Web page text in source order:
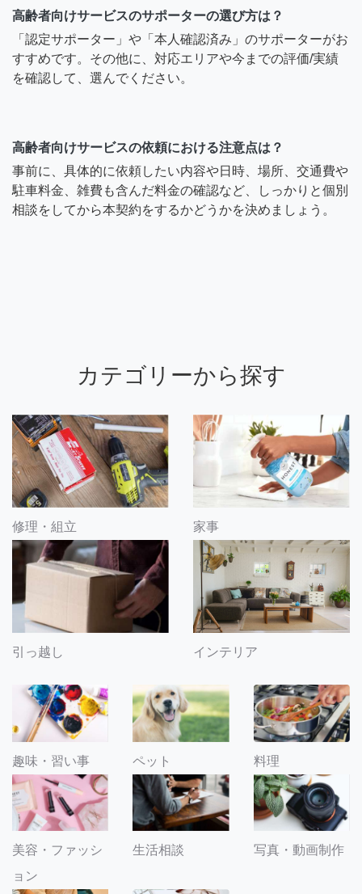
高齢者向けサービスのサポーターの選び方は？
「認定サポーター」や「本人確認済み」のサポーターがお
すすめです。その他に、対応エリアや今までの評価/実績
を確認して、選んでください。
高齢者向けサービスの依頼における注意点は？
事前に、具体的に依頼したい内容や日時、場所、交通費や
駐車料金、雑費も含んだ料金の確認など、しっかりと個別
相談をしてから本契約をするかどうかを決めましょう。
カテゴリーから探す
修理・組立 家事
引っ越し インテリア
趣味・習い事 ペット 料理
美容・ファッシ
ョン
生活相談 写真・動画制作